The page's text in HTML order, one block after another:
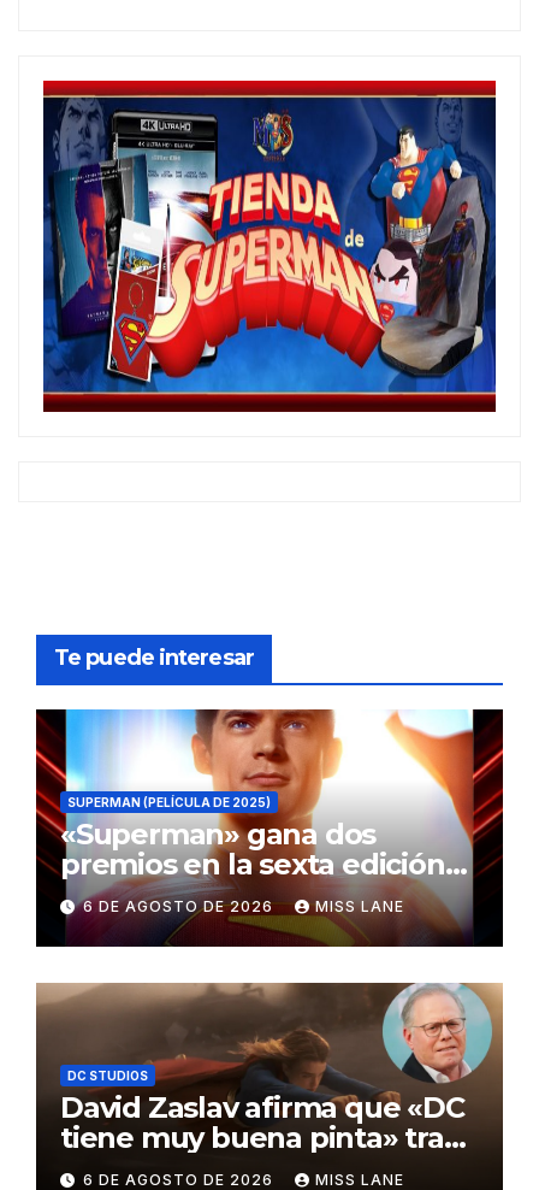
Te puede interesar
SUPERMAN (PELÍCULA DE 2025)
«Superman» gana dos
premios en la sexta edición
de los Critics Choice Super
Awards
6 DE AGOSTO DE 2026 MISS LANE
DC STUDIOS
David Zaslav afirma que «DC
tiene muy buena pinta» tras
el fracaso de «Supergirl»
6 DE AGOSTO DE 2026 MISS LANE